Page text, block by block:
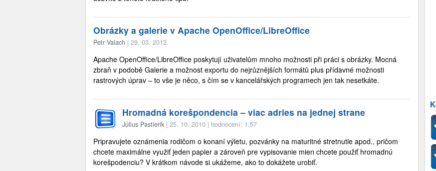
Obrázky a galerie v Apache OpenOffice/LibreOffice
Petr Valach | 29. 03. 2012
Apache OpenOffice/LibreOffice poskytují uživatelům mnoho možnosti při práci s obrázky. Mocná
zbraň v podobě Galerie a možnost exportu do nejrůznějších formátů plus přídavné možnosti
rastrových úprav – to vše je něco, s čím se v kancelářských programech jen tak nesetkáte.
Hromadná korešpondencia – viac adries na jednej strane
Július Pastierik | 25. 10. 2010 | hodnocení: 1.57
Pripravujete oznámenia rodičom o konaní výletu, pozvánky na maturitné stretnutie apod., pričom
chcete maximálne využiť jeden papier a zároveň pre vypisovanie mien chcete použiť hromadnú
korešpodenciu? V krátkom návode si ukážeme, ako to dokážete urobiť.